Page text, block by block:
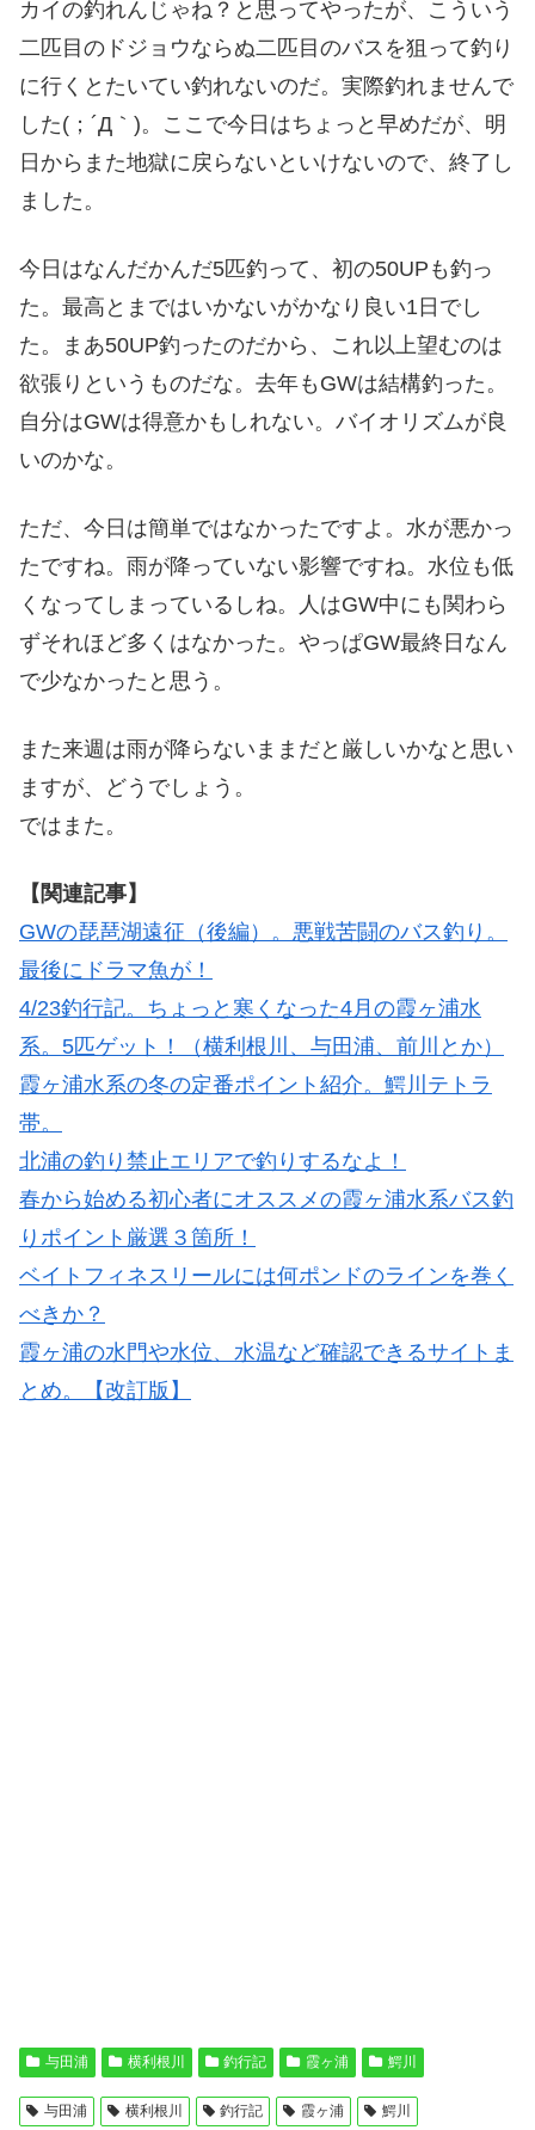
カイの釣れんじゃね？と思ってやったが、こういう
二匹目のドジョウならぬ二匹目のバスを狙って釣り
に行くとたいてい釣れないのだ。実際釣れませんで
した(；´Д｀)。ここで今日はちょっと早めだが、明
日からまた地獄に戻らないといけないので、終了し
ました。
今日はなんだかんだ5匹釣って、初の50UPも釣っ
た。最高とまではいかないがかなり良い1日でし
た。まあ50UP釣ったのだから、これ以上望むのは
欲張りというものだな。去年もGWは結構釣った。
自分はGWは得意かもしれない。バイオリズムが良
いのかな。
ただ、今日は簡単ではなかったですよ。水が悪かっ
たですね。雨が降っていない影響ですね。水位も低
くなってしまっているしね。人はGW中にも関わら
ずそれほど多くはなかった。やっぱGW最終日なん
で少なかったと思う。
また来週は雨が降らないままだと厳しいかなと思い
ますが、どうでしょう。
ではまた。
【関連記事】
GWの琵琶湖遠征（後編）。悪戦苦闘のバス釣り。
最後にドラマ魚が！
4/23釣行記。ちょっと寒くなった4月の霞ヶ浦水
系。5匹ゲット！（横利根川、与田浦、前川とか）
霞ヶ浦水系の冬の定番ポイント紹介。鰐川テトラ
帯。
北浦の釣り禁止エリアで釣りするなよ！
春から始める初心者にオススメの霞ヶ浦水系バス釣
りポイント厳選３箇所！
ベイトフィネスリールには何ポンドのラインを巻く
べきか？
霞ヶ浦の水門や水位、水温など確認できるサイトま
とめ。【改訂版】
与田浦 横利根川 釣行記 霞ヶ浦 鰐川
与田浦 横利根川 釣行記 霞ヶ浦 鰐川